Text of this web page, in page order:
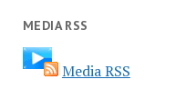
MEDIA RSS
Media RSS